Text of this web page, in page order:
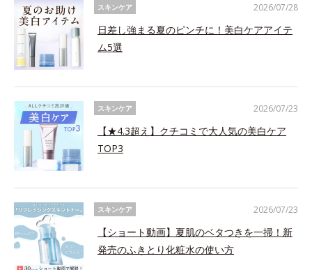
スキンケア
日差し強まる夏のピンチに！美白ケアアイテ
ム5選
2026/07/28
スキンケア
【★4.3超え】クチコミで大人気の美白ケア
TOP3
2026/07/23
スキンケア
【ショート動画】夏肌のベタつきを一掃！新
発売のふきとり化粧水の使い方
2026/07/23